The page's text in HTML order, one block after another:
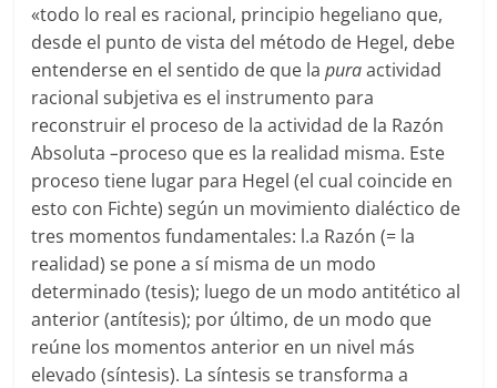
«todo lo real es racional, principio hegeliano que,
desde el punto de vista del método de Hegel, debe
entenderse en el sentido de que lapuraactividad
racional subjetiva es el instrumento para
reconstruir el proceso de la actividad de la Razón
Absoluta–proceso que es la realidad misma. Este
proceso tiene lugar para Hegel (el cual coincide en
esto con Fichte) según un movimiento dialéctico de
tres momentos fundamentales: l.a Razón (= la
realidad) se pone a sí misma de un modo
determinado (tesis); luego de un modo antitético al
anterior (antítesis); por último, de un modo que
reúne los momentos anterior en un nivel más
elevado (síntesis). La síntesis se transforma a